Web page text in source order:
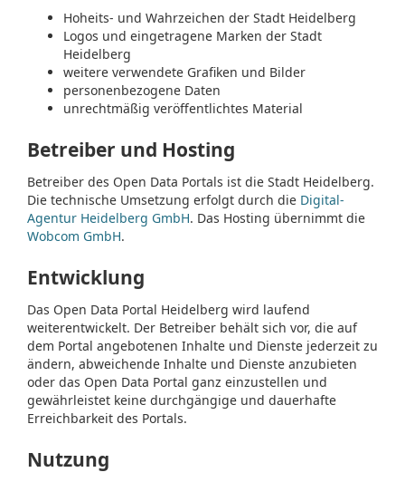
Hoheits- und Wahrzeichen der Stadt Heidelberg
Logos und eingetragene Marken der Stadt
Heidelberg
weitere verwendete Grafiken und Bilder
personenbezogene Daten
unrechtmäßig veröffentlichtes Material
Betreiber und Hosting
Betreiber des Open Data Portals ist die Stadt Heidelberg.
Die technische Umsetzung erfolgt durch die Digital-
Agentur Heidelberg GmbH. Das Hosting übernimmt die
Wobcom GmbH.
Entwicklung
Das Open Data Portal Heidelberg wird laufend
weiterentwickelt. Der Betreiber behält sich vor, die auf
dem Portal angebotenen Inhalte und Dienste jederzeit zu
ändern, abweichende Inhalte und Dienste anzubieten
oder das Open Data Portal ganz einzustellen und
gewährleistet keine durchgängige und dauerhafte
Erreichbarkeit des Portals.
Nutzung